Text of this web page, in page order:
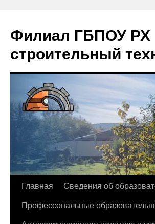
Филиал ГБПОУ РХ
строительный
Перейти
Главная
Сведения об
Профессональные